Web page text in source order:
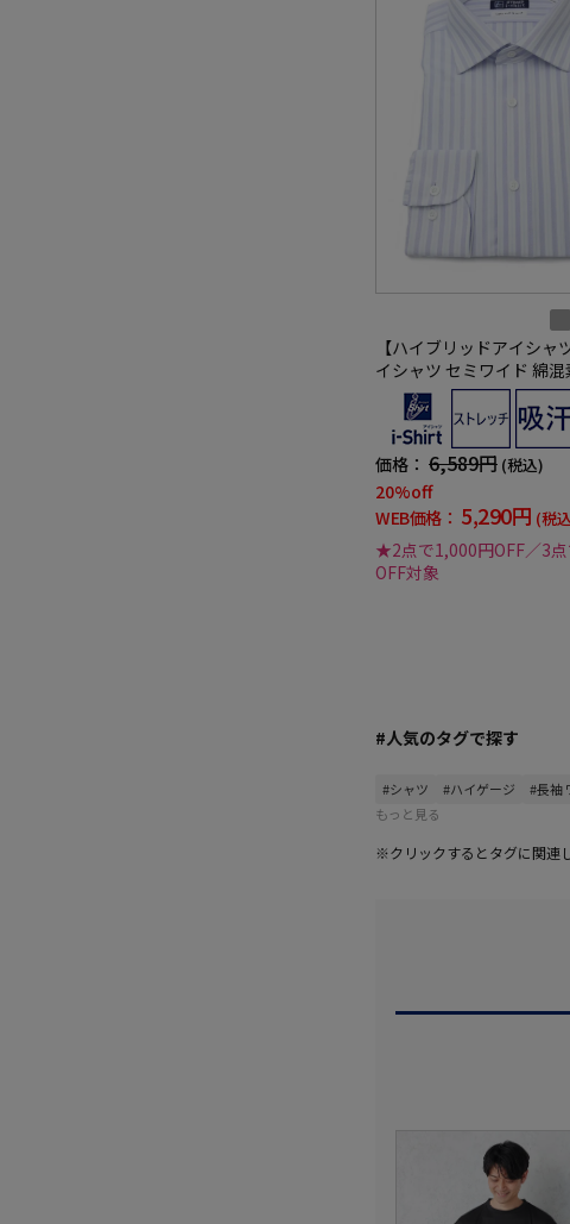
【ハイブリッドアイシャ
イシャツ セミワイド 綿混
安定 ストライプ i-shirt
価格： 6,589円 (税込)
20%off
WEB価格： 5,290円 (税
★2点で1,000円OFF／3
OFF対象
#人気のタグで探す
#シャツ #ハイゲージ #長袖
もっと見る
※クリックするとタグに関連